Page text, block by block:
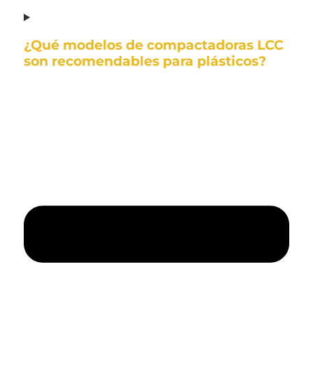
¿Qué modelos de compactadoras LCC
son recomendables para plásticos?